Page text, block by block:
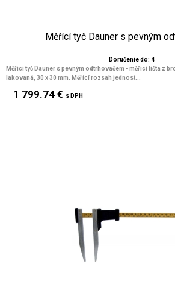
Měřící tyč Dauner s pevným
Doručenie do: 4
Měřící tyč Dauner s pevným odtrhovačem - měřící lišta z
lakovaná, 30 x 30 mm. Měřící rozsah jednost...
1 799.74 € s DPH